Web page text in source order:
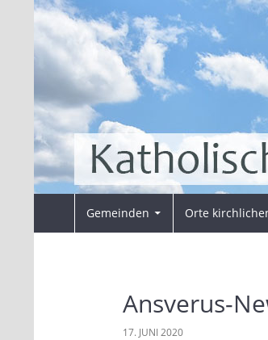
springen
Pfarrei Sankt Ansverus
Gemeinden Orte
Ansverus-
17. JUNI 2020